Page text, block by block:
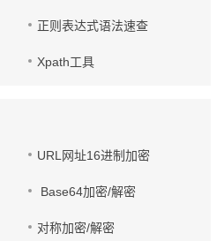
正则表达式语法速查
Xpath工具
URL网址16进制加密
Base64加密/解密
对称加密/解密